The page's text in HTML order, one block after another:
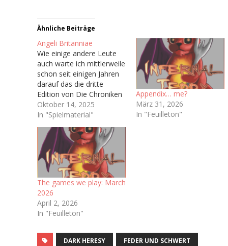
Ähnliche Beiträge
Angeli Britanniae
Wie einige andere Leute
auch warte ich mittlerweile
schon seit einigen Jahren
darauf das die dritte
Edition von Die Chroniken
der Engel (Vulgo: Engel),
welche ja irgendwann bald
erblicken soll. Hoffentlich.
Immerhin haben wir ja
schon ein Playtest-
Dokument bekommen Ich
bin sogar auf dem
dazugehörigen Discord-
Server…
Oktober 14, 2025
In "Spielmaterial"
Appendix… me?
März 31, 2026
In "Feuilleton"
The games we play: March
2026
April 2, 2026
In "Feuilleton"
DARK HERESY FEDER UND SCHWERT